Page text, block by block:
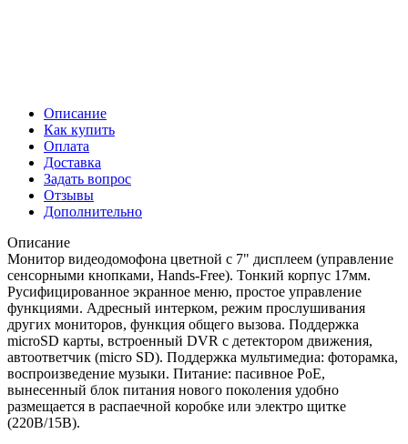
Описание
Как купить
Оплата
Доставка
Задать вопрос
Отзывы
Дополнительно
Описание
Монитор видеодомофона цветной с 7" дисплеем (управление
сенсорными кнопками, Hands-Free). Тонкий корпус 17мм.
Русифицированное экранное меню, простое управление
функциями. Адресный интерком, режим прослушивания
других мониторов, функция общего вызова. Поддержка
microSD карты, встроенный DVR с детектором движения,
автоответчик (micro SD). Поддержка мультимедиа: фоторамка,
воспроизведение музыки. Питание: пасивное PoE,
вынесенный блок питания нового поколения удобно
размещается в распаечной коробке или электро щитке
(220В/15В).